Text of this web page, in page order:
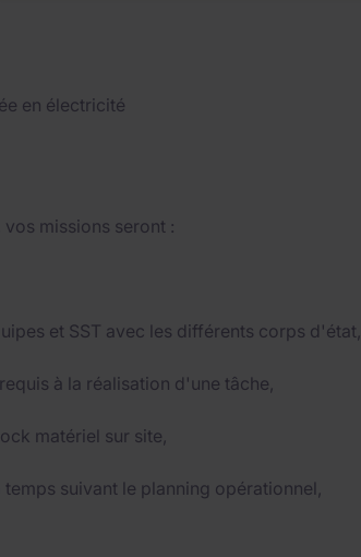
en électricité
missions seront :
et SST avec les différents corps d'état,
à la réalisation d'une tâche,
matériel sur site,
temps suivant le planning opérationnel,